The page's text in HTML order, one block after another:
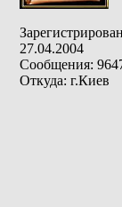
27.04.2004
Сообщения:
Откуда: г.Киев